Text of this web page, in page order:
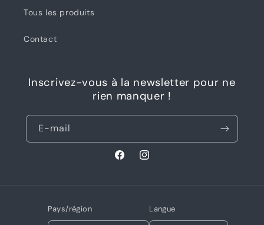
Tous les produits
Contact
Inscrivez-vous à la newsletter pour ne
rien manquer !
E-mail
FacebookInstagram
Pays/région Langue